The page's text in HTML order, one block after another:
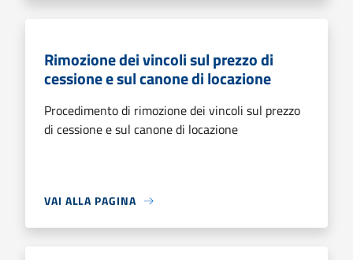
Rimozione dei vincoli sul prezzo di
cessione e sul canone di locazione
Procedimento di rimozione dei vincoli sul prezzo
di cessione e sul canone di locazione
VAI ALLA PAGINA